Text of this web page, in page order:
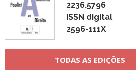
2236.5796
ISSN digital
2596-111X
TODAS AS EDIÇÕES